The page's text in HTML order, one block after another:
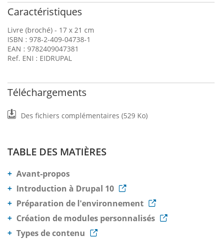
Caractéristiques
Livre (broché) - 17 x 21 cm
ISBN : 978-2-409-04738-1
EAN : 9782409047381
Ref. ENI : EIDRUPAL
Téléchargements
Des fichiers complémentaires (529 Ko)
TABLE DES MATIÈRES
Avant-propos
Introduction à Drupal 10
Préparation de l'environnement
Création de modules personnalisés
Types de contenu